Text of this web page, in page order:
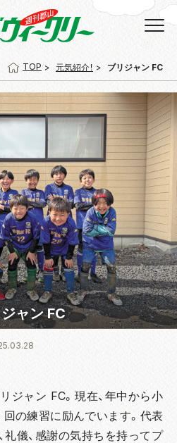
TOP 元気紹介！ ブリジャン FC
ャン FC
ジャン FC。現在、年中から小
の練習に励んでいます。代表
礼儀、感謝の気持ちを持ってプ